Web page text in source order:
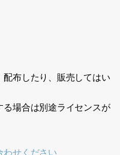
布したり、販売してはい
場合は別途ライセンスが
わせください